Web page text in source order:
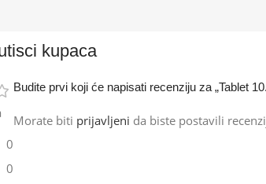
kupaca
0
0
Budite prvi koji će napisati recenziju za „Tablet
Morate biti prijavljeni da biste postavili